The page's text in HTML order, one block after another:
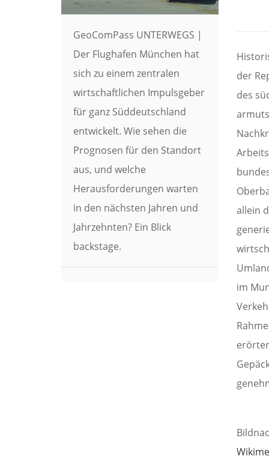
GeoComPass UNTERWEGS |
Der Flughafen München hat
sich zu einem zentralen
wirtschaftlichen Impulsgeber
für ganz Süddeutschland
entwickelt. Wie sehen die
Prognosen für den Standort
aus, und welche
Herausforderungen warten
in den nächsten Jahren und
Jahrzehnten? Ein Blick
backstage.
der
des
allein
im